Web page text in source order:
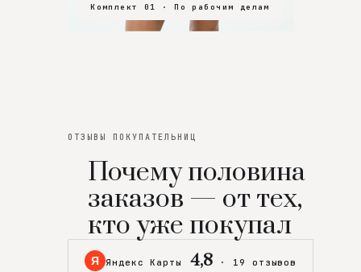
Комплект 01 · По рабочим делам
Комплект 02 · В зал
Комплект 03 · На особенный вечер
ОТЗЫВЫ ПОКУПАТЕЛЬНИЦ
Почему половина
заказов — от тех,
кто уже покупал
Я Яндекс Карты 4,8 · 19 отзывов